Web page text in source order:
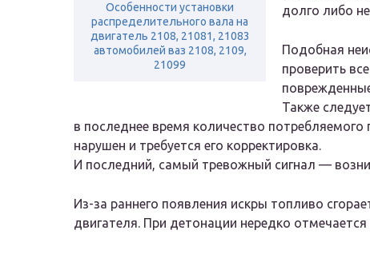
Особенности установки
распределительного вала на
двигатель 2108, 21081, 21083
автомобилей ваз 2108, 2109,
21099
долго либо
Подобная
проверить
Также
в последнее время количество
нарушен и требуется его корректировка.
И последний, самый тревожный сигнал —
Из-за раннего появления искры топливо
двигателя. При детонации нередко